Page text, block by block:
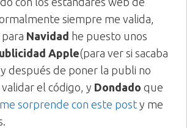
siempre me valida,
Navidad he puesto unos
Apple(para ver si sacaba
después de poner la publi no
el código, y Dondado que
me sorprende con este post y me